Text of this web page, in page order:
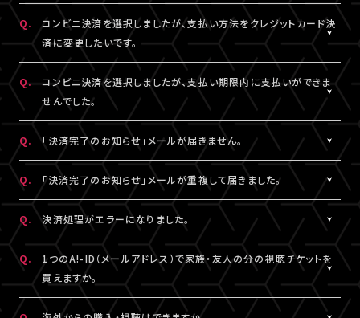
https://www.sbpayment.jp/support/how_to_pay/cvs/
□セイコーマート
https://www.sbpayment.jp/support/how_to_pay/cvs/
配信しております。
“迷惑メール”として自動振り分け・受信拒否されていないかご確
認ください。
支払番号は、「マイページ」内「チケット購入情報」にも記載されて
おりますので、メールが未着の場合は上記をご確認のうえ、期限内
にお手続きください。
「マイページ」に記載がない場合や、支払期限を超過した場合は、
再度、チケット販売ページより、お手続きをお願いいたします。
コンビニ決済の支払先（コンビニエンスストア）を変更する場合は、
「マイページ」内「チケット購入情報」より、支払先を変更したいチケ
ットを選択。
「支払い方法・コンビニの変更」から、「コンビニ決済をキャンセル」
を押してください。
コンビニ決済のキャンセル後、再度「マイページ」内「チケット購入
情報」にアクセスいただくと、「新たに手続きする」というボタンが
表示されます。
こちらより、改めてお手続きください。
※コンビニ決済のキャンセルには、15分ほどお時間がかかります。
※「決済取消中」のアイコンが表示されている間はお手続きができ
ません。
Q.
コンビニ決済を選択しましたが、支払い方法をクレジットカード決
済に変更したいです。
A.
コンビニ決済未入金の場合は、支払い方法をクレジットカード決済
に変更していただけます。
「マイページ」内「チケット購入情報」より、支払方法を変更したいチ
ケットを選択。
「支払い方法・コンビニの変更」から、「コンビニ決済をキャンセル」
を押してください。
コンビニ決済のキャンセル後、再度「マイページ」内「チケット購入
情報」にアクセスいただくと、「新たに手続きする」というボタンが
表示されます。
こちらより、クレジットカード決済を選択のうえ、改めてお手続きく
ださい。
※コンビニ決済のキャンセルには、15分ほどお時間がかかります。
Q.
コンビニ決済を選択しましたが、支払い期限内に支払いができま
せんでした。
支払い期限を過ぎてしまった場合は、再度、チケット販売ページか
らご購入手続きをお願いします。
Q. 「決済完了のお知らせ」メールが届きません。
A.
「決済完了のお知らせ」メールは、チケットご購入時にLIVESHIPに
ご登録いただいたA!-ID（メールアドレス）宛に
【@liveship.tokyo】ドメインから配信しております。
“迷惑メール”として自動振り分け・受信拒否されていないかご確
認ください。
「決済完了のお知らせ」メールが届かない場合は、「マイページ」内
「チケット購入情報」にてご確認ください。
Q. 「決済完了のお知らせ」メールが重複して届きました。
A.
「決済完了のお知らせ」メールが2通以上届いた場合、誤ってチケッ
トを重複してご購入されている可能性がございます。
詳細を記載のうえ、こちら よりご連絡ください。
Q. 決済処理がエラーになりました。
A.
▼コンビニ決済にて、よくあるエラー
「髙」・「﨑」のような環境依存文字をお名前にご使用された場合、
コンビニシステム側の仕様により、受付できないエラーが発生する
ことがあります。環境依存文字でご登録の場合は、マイページ「基
Q.
1つのA!-ID（メールアドレス）で家族・友人の分の視聴チケットを
買えますか。
A.
1つのA!-ID（メールアドレス）からご購入いただける視聴チケット